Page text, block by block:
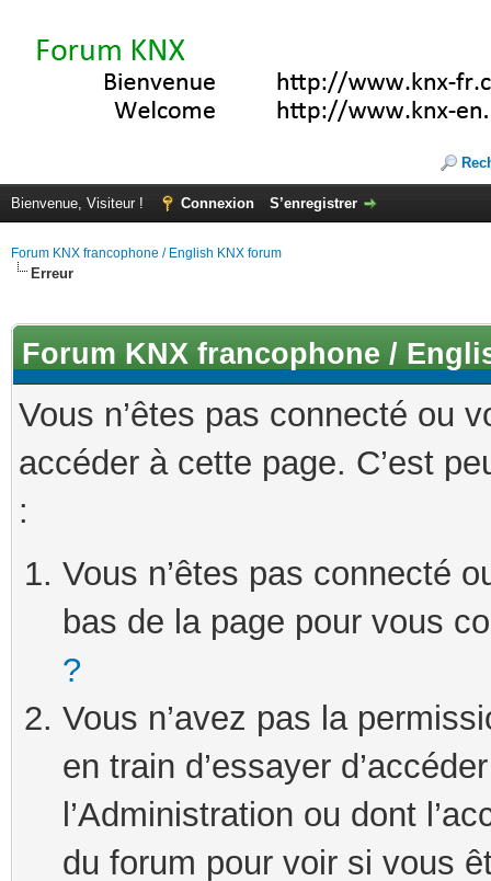
Bienvenue, Visiteur ! Connexion S’enregistrer
Forum KNX francophone / English KNX forum
Erreur
Forum KNX francophone /
Vous n’êtes pas connecté ou
accéder à cette page. C’est
:
Vous n’êtes pas connecté
bas de la page pour vous
?
Vous n’avez pas la
en train d’essayer
l’Administration ou dont
du forum pour voir si vous